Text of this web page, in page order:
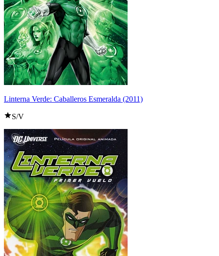
Linterna Verde: Caballeros Esmeralda (2011)
S/V